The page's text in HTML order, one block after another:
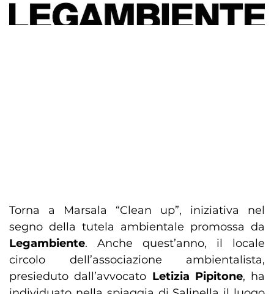
Torna a Marsala “Clean up”, iniziativa nel
segno della tutela ambientale promossa da
Legambiente. Anche quest’anno, il locale
circolo dell’associazione ambientalista,
presieduto dall’avvocato Letizia Pipitone, ha